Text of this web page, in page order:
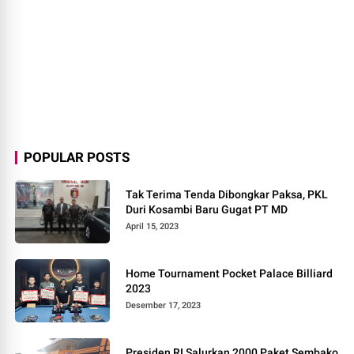
POPULAR POSTS
Tak Terima Tenda Dibongkar Paksa, PKL
Duri Kosambi Baru Gugat PT MD
April 15, 2023
Home Tournament Pocket Palace Billiard
2023
Desember 17, 2023